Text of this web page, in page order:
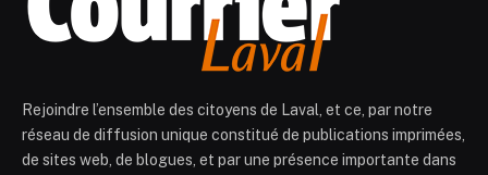
Rejoindre l’ensemble des citoyens de Laval, et ce, par notre
réseau de diffusion unique constitué de publications imprimées,
de sites web, de blogues, et par une présence importante dans